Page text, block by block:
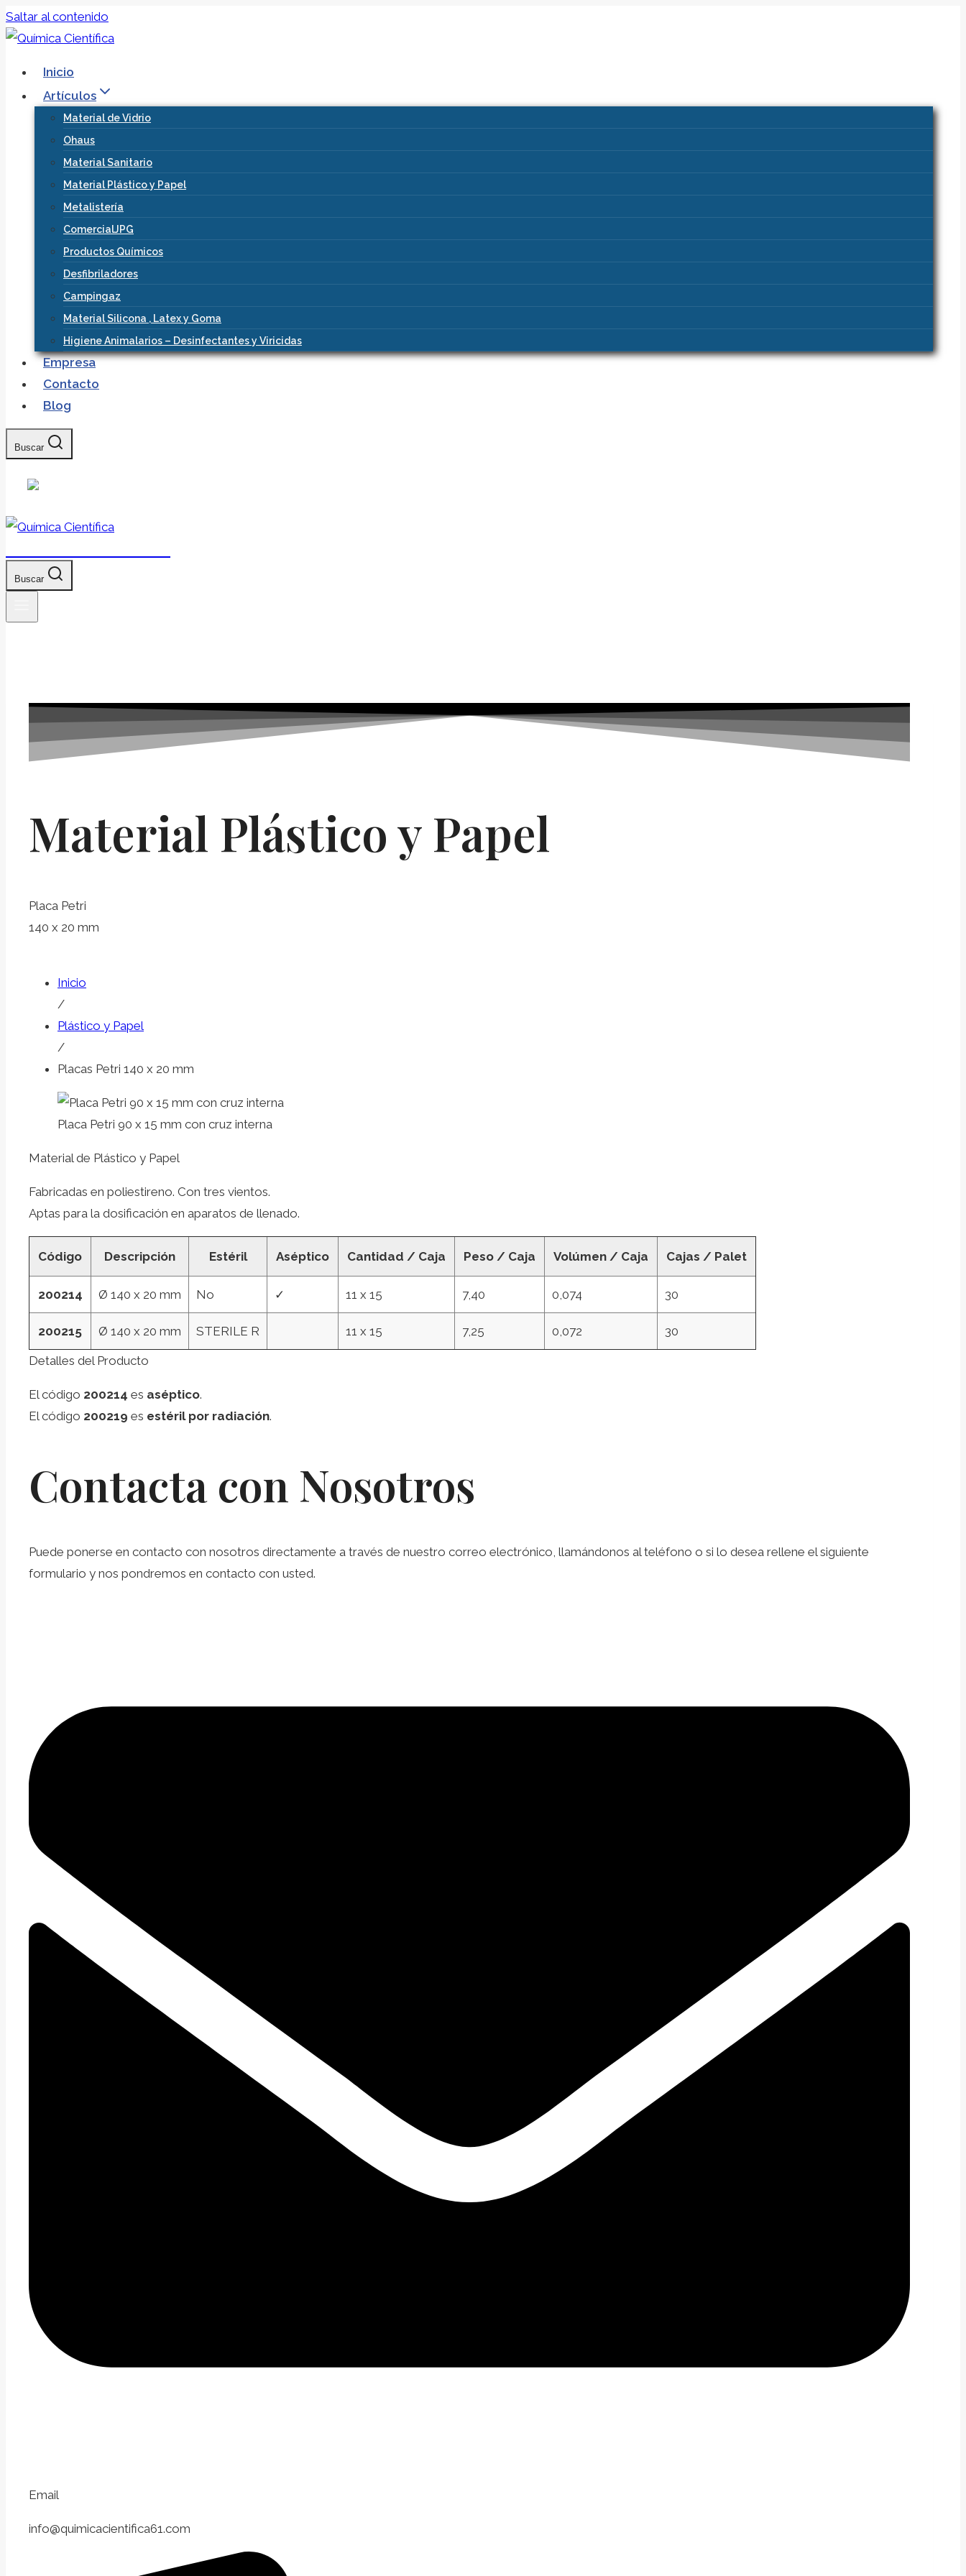
Saltar al contenido
Inicio
Artículos
Material de Vidrio
Ohaus
Material Sanitario
Material Plástico y Papel
Metalistería
ComercialJPG
Productos Químicos
Desfibriladores
Campingaz
Material Silicona , Latex y Goma
Higiene Animalarios – Desinfectantes y Viricidas
Empresa
Contacto
Blog
Buscar
Buscar
Material Plástico y Papel
Placa Petri
140 x 20 mm
Inicio
/
Plástico y Papel
/
Placas Petri 140 x 20 mm
Placa Petri 90 x 15 mm con cruz interna
Material de Plástico y Papel
Fabricadas en poliestireno. Con tres vientos.
Aptas para la dosificación en aparatos de llenado.
Código Descripción Estéril Aséptico Cantidad / Caja Peso / Caja Volúmen / Caja Cajas / Palet
200214 Ø 140 x 20 mm No ✓ 11 x 15 7,40 0,074 30
200215 Ø 140 x 20 mm STERILE R 11 x 15 7,25 0,072 30
Detalles del Producto
El código 200214 es aséptico.
El código 200219 es estéril por radiación.
Contacta con Nosotros
Puede ponerse en contacto con nosotros directamente a través de nuestro correo electrónico, llamándonos al teléfono o si lo desea rellene el siguiente
formulario y nos pondremos en contacto con usted.
Email
info@quimicacientifica61.com